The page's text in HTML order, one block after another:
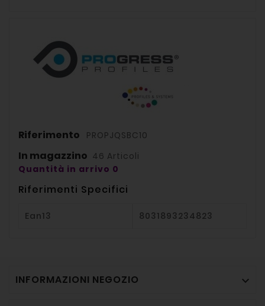
Riferimento PROPJQSBC10
In magazzino 46 Articoli
Quantità in arrivo 0
Riferimenti Specifici
Ean13 8031893234823
INFORMAZIONI NEGOZIO 